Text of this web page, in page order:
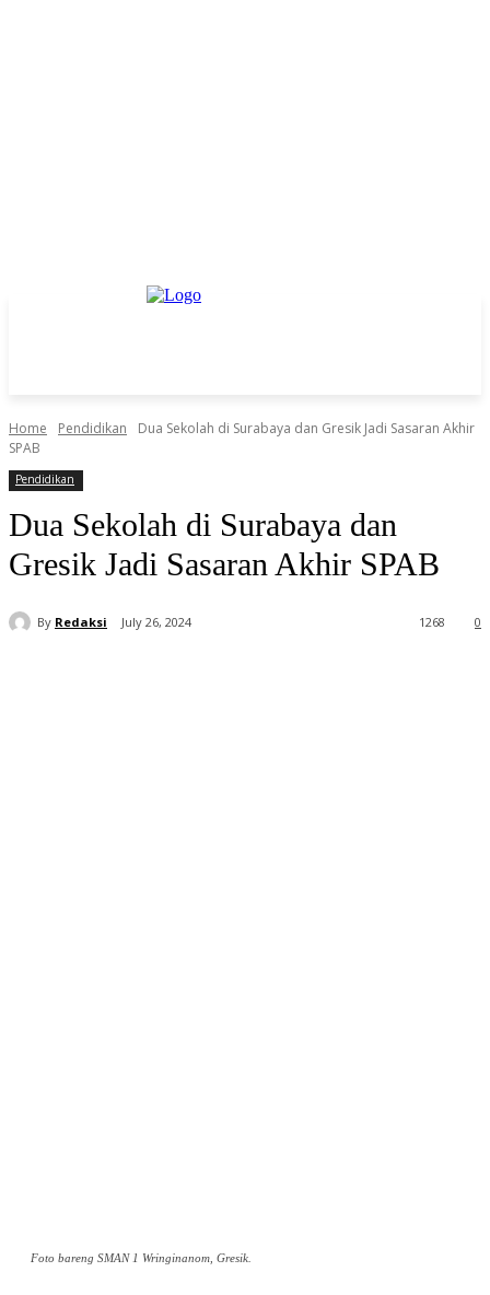
Home Pendidikan
Dua Sekolah di Surabaya dan Gresik Jadi Sasaran Akhir
SPAB
Pendidikan
Dua Sekolah di Surabaya dan
Gresik Jadi Sasaran Akhir SPAB
By Redaksi July 26, 2024 0
1268
Foto bareng SMAN 1 Wringinanom, Gresik.